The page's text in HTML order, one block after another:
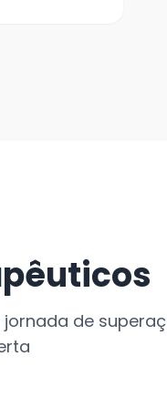
de